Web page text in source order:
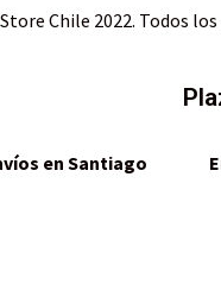
Chile 2022. Todos
en Santiago